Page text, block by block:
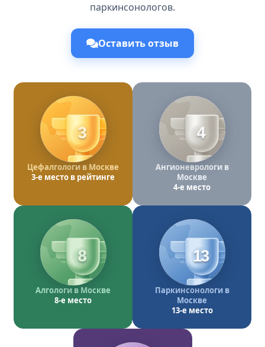
паркинсонологов.
Оставить отзыв
3
Цефалгологи в Москве
3-е место в рейтинге
4
Ангионеврологи в
Москве
4-е место
8
Алгологи в Москве
8-е место
13
Паркинсонологи в
Москве
13-е место